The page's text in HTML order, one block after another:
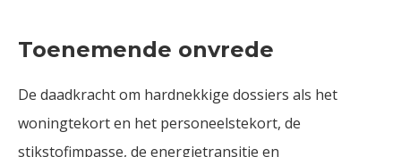
Toenemende onvrede
De daadkracht om hardnekkige dossiers als het
woningtekort en het personeelstekort, de
stikstofimpasse, de energietransitie en